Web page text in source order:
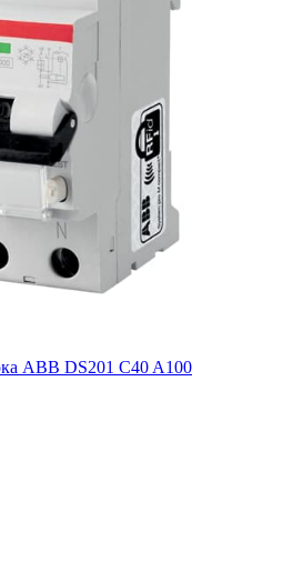
ABB DS201 C40 A100